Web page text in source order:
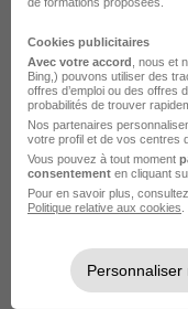
Châteaubourg -
40 000 - 50 000 €
Voir l’offre
Cookies publicitaires
Avec votre accord , nous et
Bing,) pouvons utiliser des
offres d’emploi ou des offres
probabilités de trouver
Nos partenaires
votre profil et de vos centres
Vous pouvez à tout moment
consentement en cliquant
Pour en savoir plus,
Politique relative aux cookies
Personnaliser